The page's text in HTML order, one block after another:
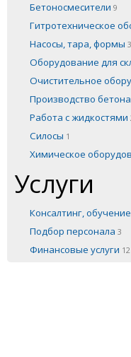
Бетоносмесители 9
Гитротехническое
Насосы, тара, формы
Оборудование для
Очистительное
Производство бетона
Работа с жидкостями
Силосы 1
Химическое
Услуги
Консалтинг, обучение
Подбор персонала 3
Финансовые услуги 12